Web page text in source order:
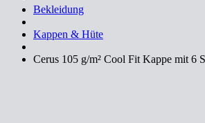
Bekleidung
Kappen & Hüte
Cerus 105 g/m² Cool Fit Kappe mit 6